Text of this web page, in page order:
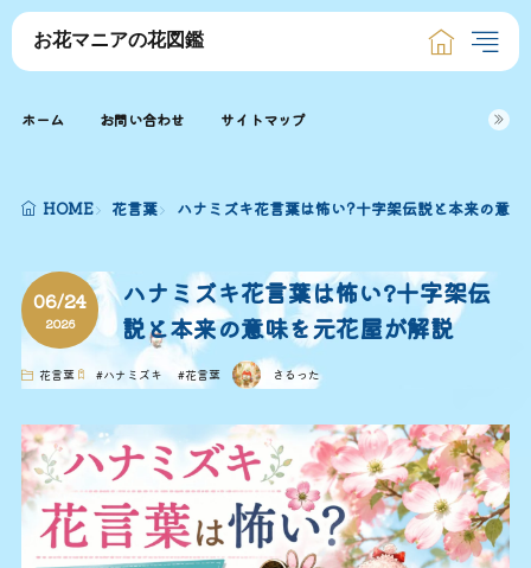
お花マニアの花図鑑
ホーム お問い合わせ サイトマップ
HOME 花言葉 ハナミズキ花言葉は怖い?十字架伝説と本来の意
06/24
2026
ハナミズキ花言葉は怖い?十字架伝
説と本来の意味を元花屋が解説
花言葉 #ハナミズキ #花言葉 さるった